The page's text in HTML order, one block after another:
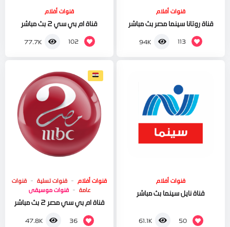
قنوات أفلام
قناة روتانا سينما مصر بث مباشر
113
94K
قنوات أفلام
قناة ام بي سي 2 بث مباشر
102
77.7K
قنوات أفلام
قناة نايل سينما بث مباشر
50
61.1K
قنوات أفلام قنوات تسلية
قنوات
عامة
قنوات موسيقى
قناة ام بي سي مصر 2 بث مباشر
36
47.8K